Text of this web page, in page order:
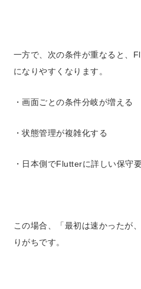
一方で、次の条件が重なると、
になりやすくなります。
・画面ごとの条件分岐が増える
・状態管理が複雑化する
・日本側でFlutterに詳しい保守
この場合、「最初は速かったが
りがちです。